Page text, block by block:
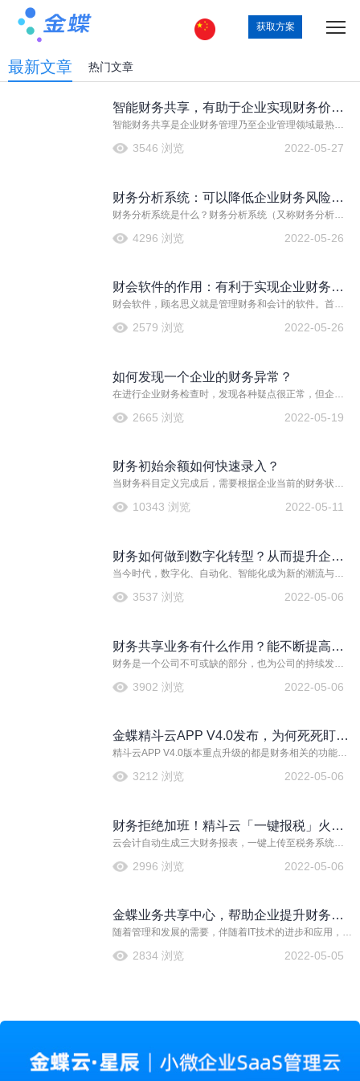
获取方案
最新文章 热门文章
智能财务共享，有助于企业实现财务价值
支撑的战略目标
智能财务共享是企业财务管理乃至企业管理领域最热门
地区、不同实体的会计业务集中到一起进行记账和报
理方式。
2022-05-27
3546 浏览
财务分析系统：可以降低企业财务风险，
从而提高企业管理水平
财务分析系统是什么？财务分析系统（又称财务分析软
各种语言及架构实现的用于完成财务分析工作的计算机
2022-05-26
4296 浏览
财会软件的作用：有利于实现企业财务核
算的数智化
财会软件，顾名思义就是管理财务和会计的软件。首
离不开资金，资金涉及到企业的方方面面，其工作对象
经营活动的重要手段。它为企业的发展提供信息、依据
和策略。
2022-05-26
2579 浏览
如何发现一个企业的财务异常？
在进行企业财务检查时，发现各种疑点很正常，但企业
合理，但没有客观证据支持的就不正常了。2022-05-19
2665 浏览
财务初始余额如何快速录入？
当财务科目定义完成后，需要根据企业当前的财务状况
户启用云会计的期间的不同，分为年初启用和年中启用
2022-05-11
10343 浏览
财务如何做到数字化转型？从而提升企业
工作效率
当今时代，数字化、自动化、智能化成为新的潮流与旋
数据分析等新兴技术，加速推进企业数字化转型步伐。
2022-05-06
3537 浏览
财务共享业务有什么作用？能不断提高工
作效率
财务是一个公司不可或缺的部分，也为公司的持续发展
化革命，从而帮助财务工作提高效率，把数据生产线收
2022-05-06
3902 浏览
金蝶精斗云APP V4.0发布，为何死死盯着
财务这块地？
精斗云APP V4.0版本重点升级的都是财务相关的功能，
口，针对移动记账、查账和报税推出系列特色创新功能
2022-05-06
3212 浏览
财务拒绝加班！精斗云「一键报税」火辣
来袭！！
云会计自动生成三大财务报表，一键上传至税务系统，
去手工填报的繁琐流程，1分钟完成报税，效率提升好几
2022-05-06
2996 浏览
金蝶业务共享中心，帮助企业提升财务人
员办理业务的效率
随着管理和发展的需要，伴随着IT技术的进步和应用，加
众多企业中逐渐流行。在业务共享中心已有案例和实践
2022-05-05
2834 浏览